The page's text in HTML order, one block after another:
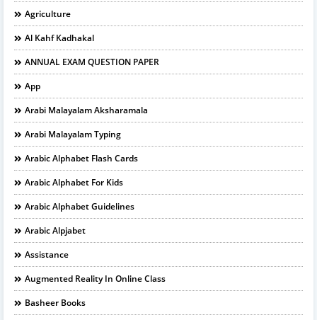
Agriculture
Al Kahf Kadhakal
ANNUAL EXAM QUESTION PAPER
App
Arabi Malayalam Aksharamala
Arabi Malayalam Typing
Arabic Alphabet Flash Cards
Arabic Alphabet For Kids
Arabic Alphabet Guidelines
Arabic Alpjabet
Assistance
Augmented Reality In Online Class
Basheer Books